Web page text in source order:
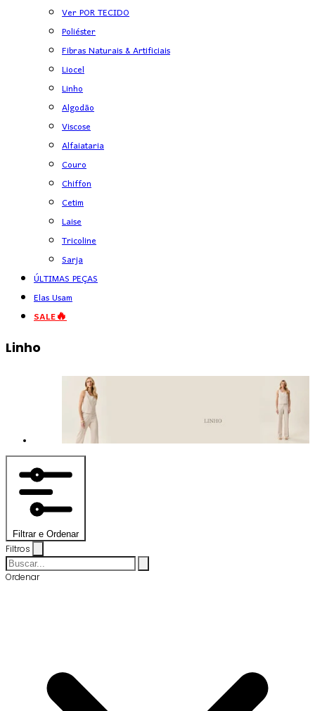
Ver POR TECIDO
Poliéster
Fibras Naturais & Artificiais
Liocel
Linho
Algodão
Viscose
Alfaiataria
Couro
Chiffon
Cetim
Laise
Tricoline
Sarja
ÚLTIMAS PEÇAS
Elas Usam
SALE🔥
Linho
Filtrar e Ordenar
Filtros
Ordenar